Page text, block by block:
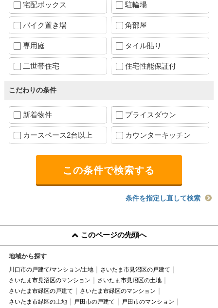
宅配ボックス 駐輪場
バイク置き場 角部屋
専用庭 タイル貼り
二世帯住宅 住宅性能保証付
こだわりの条件
新着物件 プライスダウン
カースペース2台以上 カウンターキッチン
条件を指定し直して検索
このページの先頭へ
地域から探す
川口市の戸建て/マンション/土地
さいたま市見沼区の戸建て
さいたま市見沼区のマンション
さいたま市見沼区の土地
さいたま市緑区の戸建て
さいたま市緑区のマンション
さいたま市緑区の土地
戸田市の戸建て
戸田市のマンション